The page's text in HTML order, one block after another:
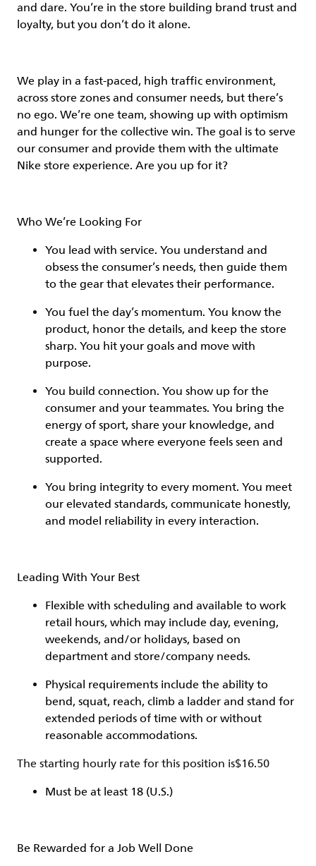
and dare. You’re in the store building brand trust and
loyalty, but you don’t do it alone.
We play in a fast-paced, high traffic environment,
across store zones and consumer needs, but there’s
no ego. We’re one team, showing up with optimism
and hunger for the collective win. The goal is to serve
our consumer and provide them with the ultimate
Nike store experience. Are you up for it?
Who We’re Looking For
You lead with service. You understand and
obsess the consumer’s needs, then guide them
to the gear that elevates their performance.
You fuel the day’s momentum. You know the
product, honor the details, and keep the store
sharp. You hit your goals and move with
purpose.
You build connection. You show up for the
consumer and your teammates. You bring the
energy of sport, share your knowledge, and
create a space where everyone feels seen and
supported.
You bring integrity to every moment. You meet
our elevated standards, communicate honestly,
and model reliability in every interaction.
Leading With Your Best
Flexible with scheduling and available to work
retail hours, which may include day, evening,
weekends, and/or holidays, based on
department and store/company needs.
Physical requirements include the ability to
bend, squat, reach, climb a ladder and stand for
extended periods of time with or without
reasonable accommodations.
The starting hourly rate for this position isㅤ$16.50
Must be at least 18 (U.S.)
Be Rewarded for a Job Well Done